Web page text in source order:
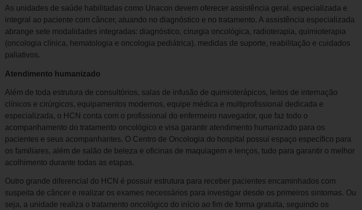
As unidades de saúde habilitadas como Unacon devem oferecer assistência geral, especializada e
integral ao paciente com câncer, atuando no diagnóstico e no tratamento. A assistência especializada
abrange sete modalidades integradas: diagnóstico, cirurgia oncológica, radioterapia, quimioterapia
(oncologia clínica, hematologia e oncologia pediátrica), medidas de suporte, reabilitação e cuidados
paliativos.
Atendimento humanizado
Além de toda estrutura de consultórios, salas de infusão de quimioterápicos, leitos de internação
clínicos e cirúrgicos, equipamentos modernos, equipe médica e multiprofissional dedicada e
especializada, o HCN conta com o profissional do enfermeiro navegador, que faz todo o
acompanhamento do tratamento oncológico e visa garantir atendimento humanizado para os
pacientes e seus acompanhantes. O Centro de Oncologia do hospital possui espaço específico para
os familiares, além de salão de beleza e oficinas de maquiagem e lenços, tudo para garantir o melhor
acolhimento durante todas as etapas.
Outro grande diferencial do HCN é possuir estrutura para receber pacientes encaminhados com
suspeita de câncer e realizar os exames necessários para investigar desde os primeiros sintomas. Ou
seja, a unidade realiza o tratamento oncológico do início ao fim de forma gratuita, seguindo os